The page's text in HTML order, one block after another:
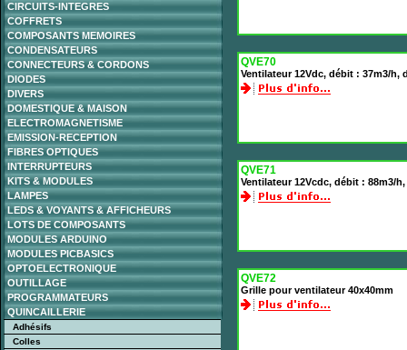
CIRCUITS-INTEGRES
COFFRETS
COMPOSANTS MEMOIRES
CONDENSATEURS
CONNECTEURS & CORDONS
DIODES
DIVERS
DOMESTIQUE & MAISON
ELECTROMAGNETISME
EMISSION-RECEPTION
FIBRES OPTIQUES
INTERRUPTEURS
KITS & MODULES
LAMPES
LEDS & VOYANTS & AFFICHEURS
LOTS DE COMPOSANTS
MODULES ARDUINO
MODULES PICBASICS
OPTOELECTRONIQUE
OUTILLAGE
PROGRAMMATEURS
QUINCAILLERIE
Adhésifs
Colles
QVE70
Ventilateur 12Vdc, débit : 37m3/h,
QVE71
Ventilateur 12Vcdc, débit : 88m3/
QVE72
Grille pour ventilateur 40x40mm